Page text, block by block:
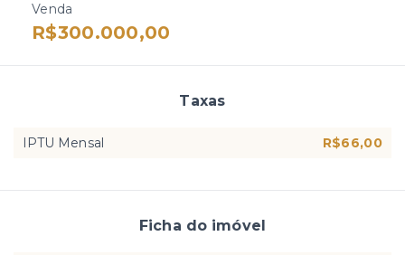
Venda
R$300.000,00
Taxas
IPTU Mensal R$66,00
Ficha do imóvel